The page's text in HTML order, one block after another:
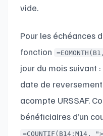
vide.
Pour les échéances
fonction
jour du mois suivant
date de reversement
acompte URSSAF.
bénéficiaires d’un
=COUNTIF(B14:M14,